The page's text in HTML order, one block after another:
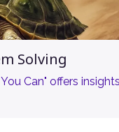
Solving
Can" offers insights